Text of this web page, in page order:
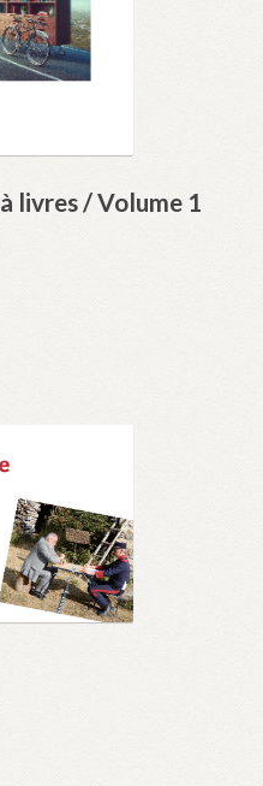
livres / Volume 1